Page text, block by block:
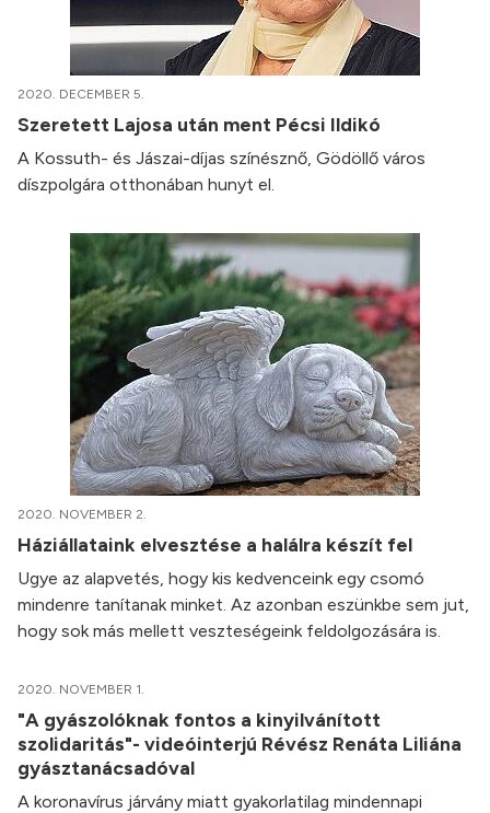
2020. DECEMBER 5.
Szeretett Lajosa után ment Pécsi Ildikó
A Kossuth- és Jászai-díjas színésznő, Gödöllő város
díszpolgára otthonában hunyt el.
2020. NOVEMBER 2.
Háziállataink elvesztése a halálra készít fel
Ugye az alapvetés, hogy kis kedvenceink egy csomó
mindenre tanítanak minket. Az azonban eszünkbe sem jut,
hogy sok más mellett veszteségeink feldolgozására is.
2020. NOVEMBER 1.
"A gyászolóknak fontos a kinyilvánított
szolidaritás"- videóinterjú Révész Renáta Liliána
gyásztanácsadóval
A koronavírus járvány miatt gyakorlatilag mindennapi